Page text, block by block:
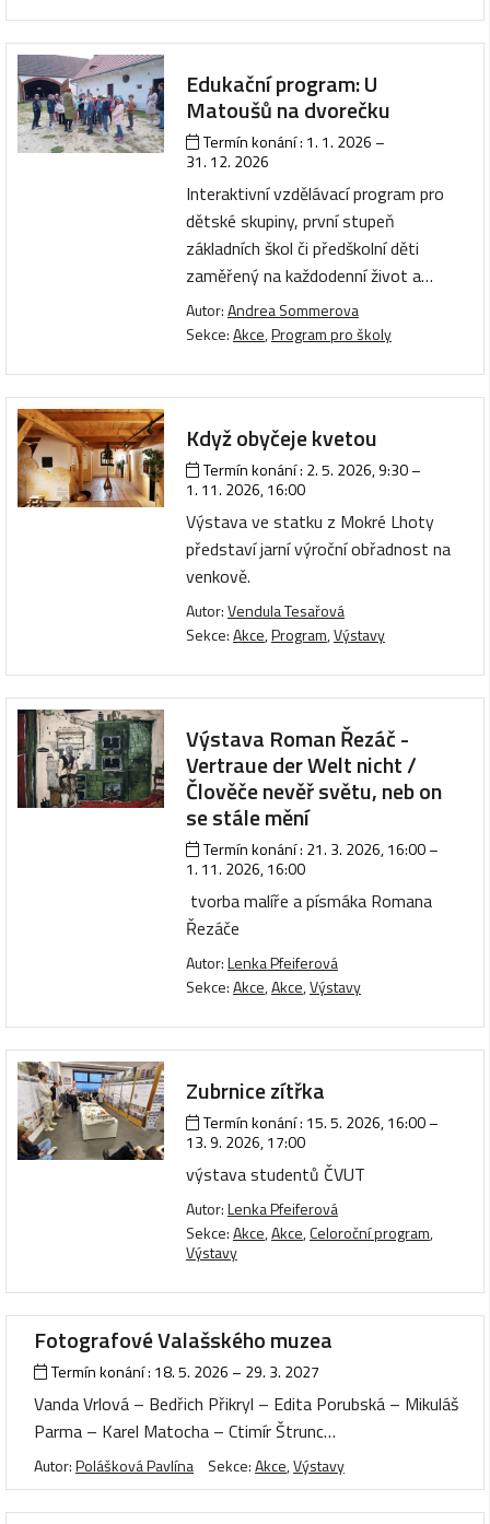
Edukační program: U
Matoušů na dvorečku
Termín konání : 1. 1. 2026 –
31. 12. 2026
Interaktivní vzdělávací program pro
dětské skupiny, první stupeň
základních škol či předškolní děti
zaměřený na každodenní život a…
Autor:Andrea Sommerova
Sekce:Akce,Program pro školy
Když obyčeje kvetou
Termín konání : 2. 5. 2026, 9:30–
1. 11. 2026, 16:00
Výstava ve statku z Mokré Lhoty
představí jarní výroční obřadnost na
venkově.
Autor:Vendula Tesařová
Sekce:Akce,Program,Výstavy
Výstava Roman Řezáč -
Vertraue der Welt nicht /
Člověče nevěř světu, neb on
se stále mění
Termín konání : 21. 3. 2026, 16:00–
1. 11. 2026, 16:00
tvorba malíře a písmáka Romana
Řezáče
Autor:Lenka Pfeiferová
Sekce:Akce,Akce,Výstavy
Zubrnice zítřka
Termín konání : 15. 5. 2026, 16:00–
13. 9. 2026, 17:00
výstava studentů ČVUT
Autor:Lenka Pfeiferová
Sekce:Akce,Akce,Celoroční program,
Výstavy
Fotografové Valašského muzea
Termín konání : 18. 5. 2026 – 29. 3. 2027
Vanda Vrlová – Bedřich Přikryl – Edita Porubská – Mikuláš
Parma – Karel Matocha – Ctimír Štrunc…
Autor:Polášková Pavlína Sekce:Akce,Výstavy